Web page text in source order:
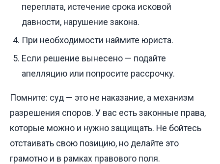
переплата, истечение срока исковой
давности, нарушение закона.
При необходимости наймите юриста.
Если решение вынесено — подайте
апелляцию или попросите рассрочку.
Помните: суд — это не наказание, а механизм
разрешения споров. У вас есть законные права,
которые можно и нужно защищать. Не бойтесь
отстаивать свою позицию, но делайте это
грамотно и в рамках правового поля.